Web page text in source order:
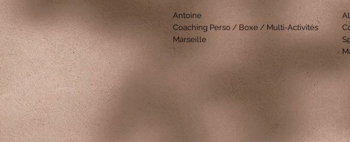
Antoine
Coaching Perso / Boxe / Multi-Activités
Marseille